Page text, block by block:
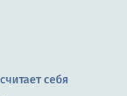
себя